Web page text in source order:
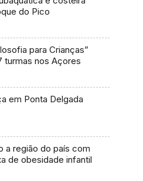
do Pico
para Crianças”
turmas nos Açores
em Ponta Delgada
a região do país com
de obesidade infantil